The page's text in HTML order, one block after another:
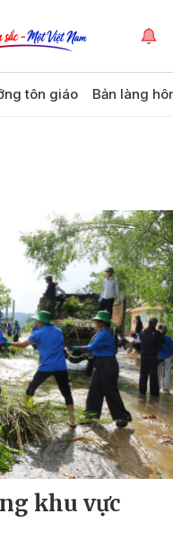
tôn giáo Bản làng
khu vực